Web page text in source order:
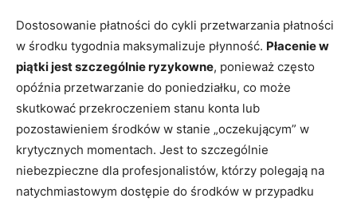
Dostosowanie płatności do cykli przetwarzania płatności
w środku tygodnia maksymalizuje płynność. Płacenie w
piątki jest szczególnie ryzykowne, ponieważ często
opóźnia przetwarzanie do poniedziałku, co może
skutkować przekroczeniem stanu konta lub
pozostawieniem środków w stanie „oczekującym” w
krytycznych momentach. Jest to szczególnie
niebezpieczne dla profesjonalistów, którzy polegają na
natychmiastowym dostępie do środków w przypadku